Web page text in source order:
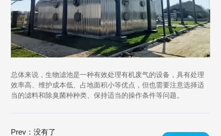
总体来说，生物滤池是一种有效处理有机废气的设备，具有处理
效率高、维护成本低、占地面积小等优点，但也需要注意选择适
当的滤料和除臭菌种种类、保持适当的操作条件等问题。
Prev：没有了